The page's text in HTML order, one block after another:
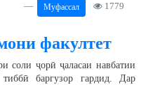
Муфассал 1779
факултет
соли ҷорӣ ҷаласаи навбатии
баргузор гардид. Дар